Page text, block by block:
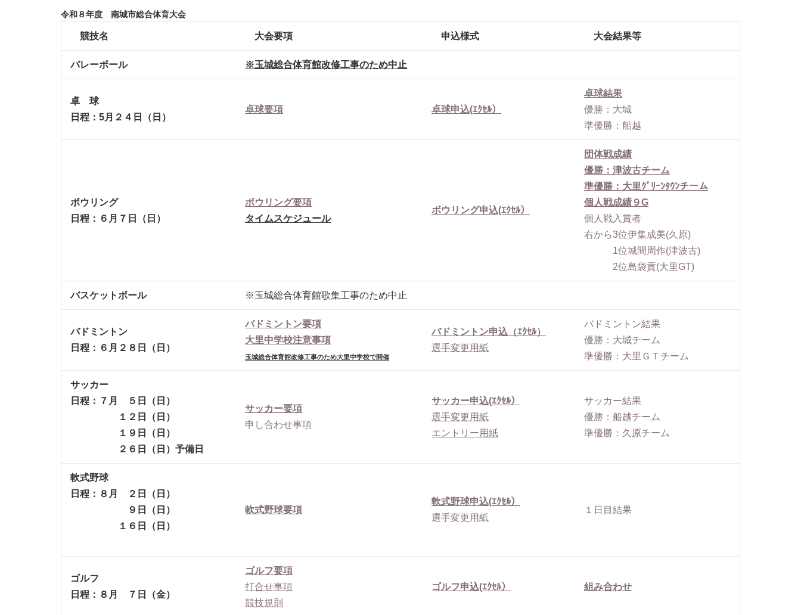
令和８年度 南城市総合体育大会
競技名 大会要項 申込様式 大会結果等
バレーボール ※玉城総合体育館改修工事のため中止
卓 球
日程：5月２４日（日）
卓球要項 卓球申込(ｴｸｾﾙ）
卓球結果
優勝：大城
準優勝：船越
ボウリング
日程：６月７日（日）
ボウリング要項
タイムスケジュール
ボウリング申込(ｴｸｾﾙ）
団体戦成績
優勝：津波古チーム
準優勝：大里ｸﾞﾘｰﾝﾀｳﾝチーム
個人戦成績９G
個人戦入賞者
右から3位伊集成美(久原)
1位城間周作(津波古)
2位島袋貢(大里GT)
バスケットボール ※玉城総合体育館歌集工事のため中止
バドミントン
日程：６月２８日（日）
バドミントン要項
大里中学校注意事項
玉城総合体育館改修工事のため大里中学校で開催
バドミントン申込（ｴｸｾﾙ）
選手変更用紙
バドミントン結果
優勝：大城チーム
準優勝：大里ＧＴチーム
サッカー
日程：７月 ５日（日）
１２日（日）
１９日（日）
２６日（日）予備日
サッカー要項
申し合わせ事項
サッカー申込(ｴｸｾﾙ）
選手変更用紙
エントリー用紙
サッカー結果
優勝：船越チーム
準優勝：久原チーム
軟式野球
日程：８月 ２日（日）
９日（日）
１６日（日）
軟式野球要項
軟式野球申込(ｴｸｾﾙ）
選手変更用紙
１日目結果
ゴルフ
日程：８月 ７日（金）
ゴルフ要項
打合せ事項
競技規則
ゴルフ申込(ｴｸｾﾙ） 組み合わせ